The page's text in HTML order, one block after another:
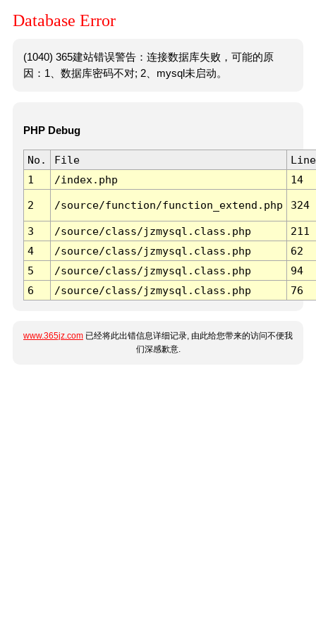
Database Error
(1040) 365建站错误警告：连接数据库失败，可能的原
因：1、数据库密码不对; 2、mysql未启动。
PHP Debug
No. File
Line
1
/index.php 14
2 /source/function/function_extend.php 324
3 /source/class/jzmysql.class.php
211
4
/source/class/jzmysql.class.php
62
5
/source/class/jzmysql.class.php
94
6
/source/class/jzmysql.class.php 76
www.365jz.com 已经将此出错信息详细记录, 由此给您带来的访问不便我
们深感歉意.